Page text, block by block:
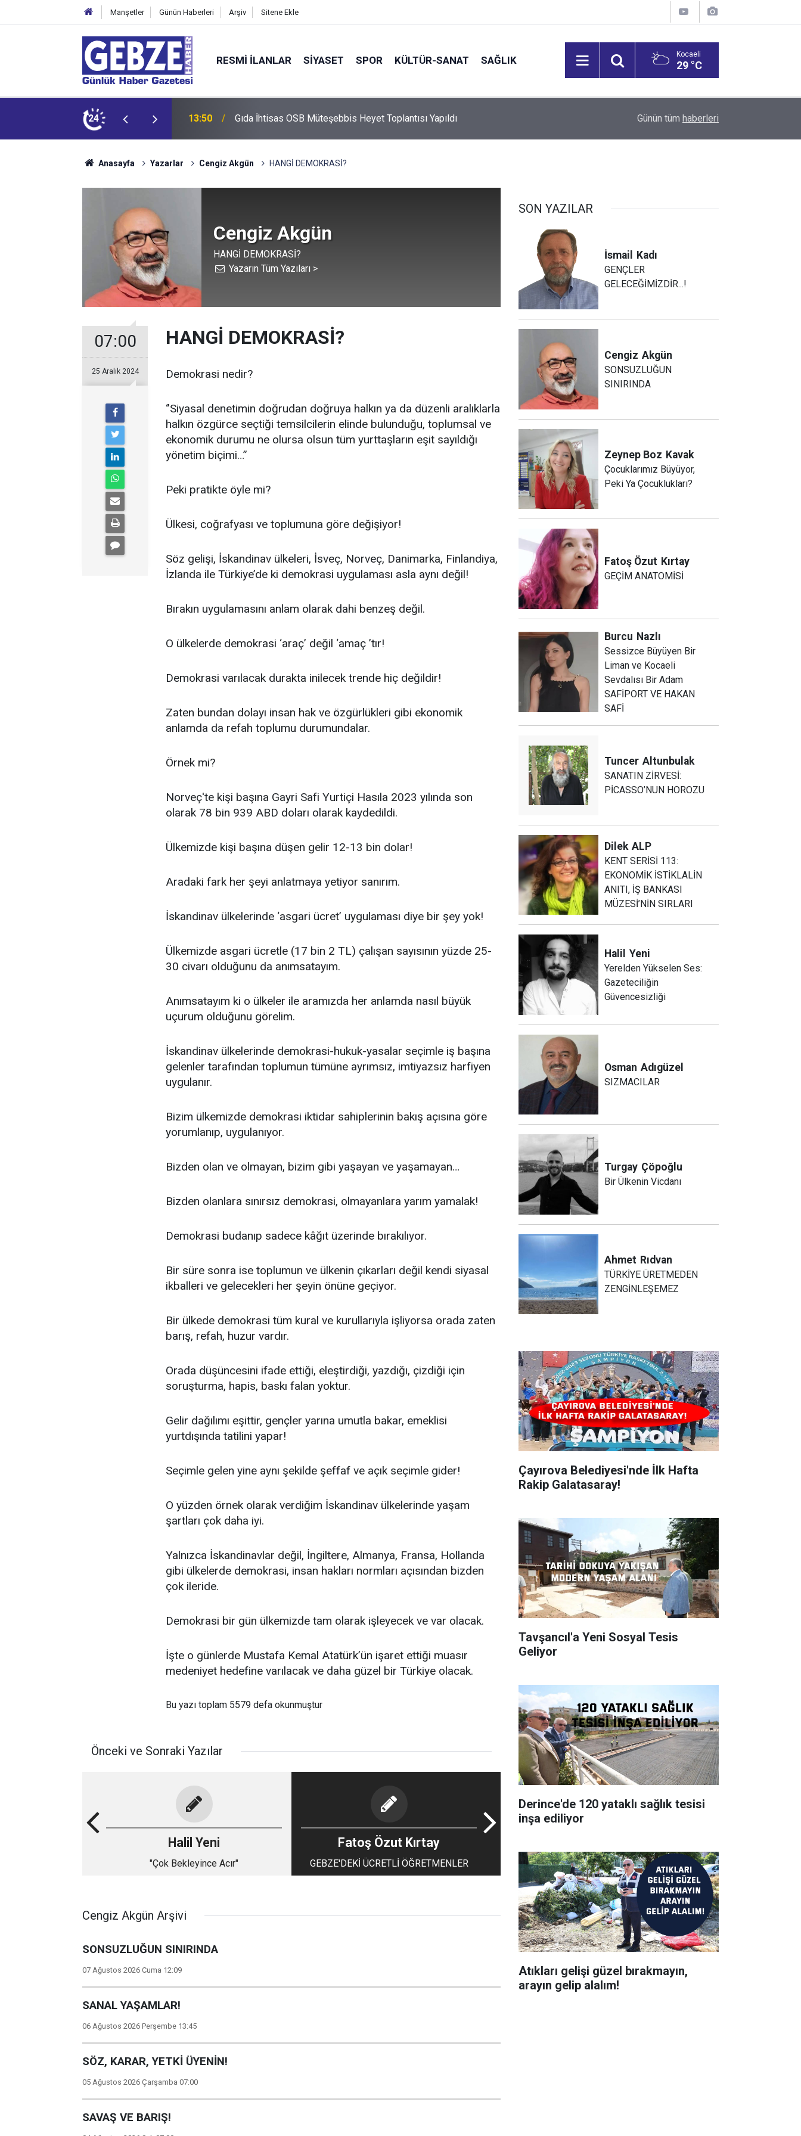
Manşetler Günün Haberleri Arşiv Sitene Ekle
RESMI İLANLAR SİYASET SPOR KÜLTÜR-SANAT SAĞLIK Kocaeli
29 °C
24 13:31 Güne Karabulutlarla Başlayan Kocaeli'de Hava Nasıl Olacak? Yıldızlar Değişiyor: 7 Ağustos Cuma
Günün tüm haberleri
Anasayfa Yazarlar Cengiz Akgün HANGİ DEMOKRASİ?
Cengiz Akgün
HANGİ DEMOKRASİ?
Yazarın Tüm Yazıları >
07:00
25 Aralık 2024
HANGİ DEMOKRASİ?
Demokrasi nedir?
‘’Siyasal denetimin doğrudan doğruya halkın ya da düzenli aralıklarla
halkın özgürce seçtiği temsilcilerin elinde bulunduğu, toplumsal ve
ekonomik durumu ne olursa olsun tüm yurttaşların eşit sayıldığı
yönetim biçimi…’’
Peki pratikte öyle mi?
Ülkesi, coğrafyası ve toplumuna göre değişiyor!
Söz gelişi, İskandinav ülkeleri, İsveç, Norveç, Danimarka, Finlandiya,
İzlanda ile Türkiye’de ki demokrasi uygulaması asla aynı değil!
Bırakın uygulamasını anlam olarak dahi benzeş değil.
O ülkelerde demokrasi ‘araç’ değil ‘amaç ’tır!
Demokrasi varılacak durakta inilecek trende hiç değildir!
Zaten bundan dolayı insan hak ve özgürlükleri gibi ekonomik
anlamda da refah toplumu durumundalar.
Örnek mi?
Norveç'te kişi başına Gayri Safi Yurtiçi Hasıla 2023 yılında son
olarak 78 bin 939 ABD doları olarak kaydedildi.
Ülkemizde kişi başına düşen gelir 12-13 bin dolar!
Aradaki fark her şeyi anlatmaya yetiyor sanırım.
İskandinav ülkelerinde ‘asgari ücret’ uygulaması diye bir şey yok!
Ülkemizde asgari ücretle (17 bin 2 TL) çalışan sayısının yüzde 25-
30 civarı olduğunu da anımsatayım.
Anımsatayım ki o ülkeler ile aramızda her anlamda nasıl büyük
uçurum olduğunu görelim.
İskandinav ülkelerinde demokrasi-hukuk-yasalar seçimle iş başına
gelenler tarafından toplumun tümüne ayrımsız, imtiyazsız harfiyen
uygulanır.
Bizim ülkemizde demokrasi iktidar sahiplerinin bakış açısına göre
yorumlanıp, uygulanıyor.
Bizden olan ve olmayan, bizim gibi yaşayan ve yaşamayan…
Bizden olanlara sınırsız demokrasi, olmayanlara yarım yamalak!
Demokrasi budanıp sadece kâğıt üzerinde bırakılıyor.
Bir süre sonra ise toplumun ve ülkenin çıkarları değil kendi siyasal
ikballeri ve gelecekleri her şeyin önüne geçiyor.
Bir ülkede demokrasi tüm kural ve kurullarıyla işliyorsa orada zaten
barış, refah, huzur vardır.
Orada düşüncesini ifade ettiği, eleştirdiği, yazdığı, çizdiği için
soruşturma, hapis, baskı falan yoktur.
Gelir dağılımı eşittir, gençler yarına umutla bakar, emeklisi
yurtdışında tatilini yapar!
Seçimle gelen yine aynı şekilde şeffaf ve açık seçimle gider!
O yüzden örnek olarak verdiğim İskandinav ülkelerinde yaşam
şartları çok daha iyi.
Yalnızca İskandinavlar değil, İngiltere, Almanya, Fransa, Hollanda
gibi ülkelerde demokrasi, insan hakları normları açısından bizden
çok ileride.
Demokrasi bir gün ülkemizde tam olarak işleyecek ve var olacak.
İşte o günlerde Mustafa Kemal Atatürk’ün işaret ettiği muasır
medeniyet hedefine varılacak ve daha güzel bir Türkiye olacak.
Bu yazı toplam 5579 defa okunmuştur
Önceki ve Sonraki Yazılar
Halil Yeni
"Çok Bekleyince Acır"
Fatoş Özut Kırtay
GEBZE'DEKİ ÜCRETLİ ÖĞRETMENLER
Cengiz Akgün Arşivi
SONSUZLUĞUN SINIRINDA
07 Ağustos 2026 Cuma 12:09
SANAL YAŞAMLAR!
06 Ağustos 2026 Perşembe 13:45
SÖZ, KARAR, YETKİ ÜYENİN!
05 Ağustos 2026 Çarşamba 07:00
SAVAŞ VE BARIŞ!
SON YAZILAR
İsmail Kadı
GENÇLER
GELECEĞİMİZDİR...!
Cengiz Akgün
SONSUZLUĞUN
SINIRINDA
Zeynep Boz Kavak
Çocuklarımız Büyüyor,
Peki Ya Çocuklukları?
Fatoş Özut Kırtay
GEÇİM ANATOMİSİ
Burcu Nazlı
Sessizce Büyüyen Bir
Liman ve Kocaeli
Sevdalısı Bir Adam
SAFİPORT VE HAKAN
SAFİ
Tuncer Altunbulak
SANATIN ZİRVESİ:
PİCASSO’NUN HOROZU
Dilek ALP
KENT SERİSİ 113:
EKONOMİK İSTİKLALİN
ANITI, İŞ BANKASI
MÜZESİ’NİN SIRLARI
Halil Yeni
Yerelden Yükselen Ses:
Gazeteciliğin
Güvencesizliği
Osman Adıgüzel
SIZMACILAR
Turgay Çöpoğlu
Bir Ülkenin Vicdanı
Ahmet Rıdvan
TÜRKİYE ÜRETMEDEN
ZENGİNLEŞEMEZ
Çayırova Belediyesi'nde İlk Hafta
Rakip Galatasaray!
Tavşancıl'a Yeni Sosyal Tesis
Geliyor
Derince'de 120 yataklı sağlık tesisi
inşa ediliyor
Atıkları gelişi güzel bırakmayın,
arayın gelip alalım!